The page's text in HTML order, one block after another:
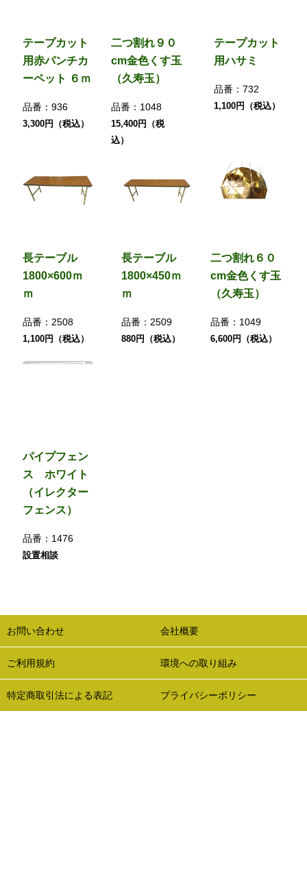
テープカット
用赤パンチカ
ーペット ６ｍ
品番： 936
3,300円（税込）
二つ割れ９０
cm金色くす玉
（久寿玉）
品番： 1048
15,400円（税
込）
テープカット
用ハサミ
品番：732
1,100円（税込）
長テーブル
1800×600ｍ
ｍ
品番： 2508
1,100円（税込）
長テーブル
1800×450ｍ
ｍ
品番： 2509
880円（税込）
二つ割れ６０
cm金色くす玉
（久寿玉）
品番： 1049
6,600円（税込）
パイプフェン
ス ホワイト
（イレクター
フェンス）
品番： 1476
設置相談
お問い合わせ 会社概要
ご利用規約 環境への取り組み
特定商取引法による表記 プライバシーポリシー